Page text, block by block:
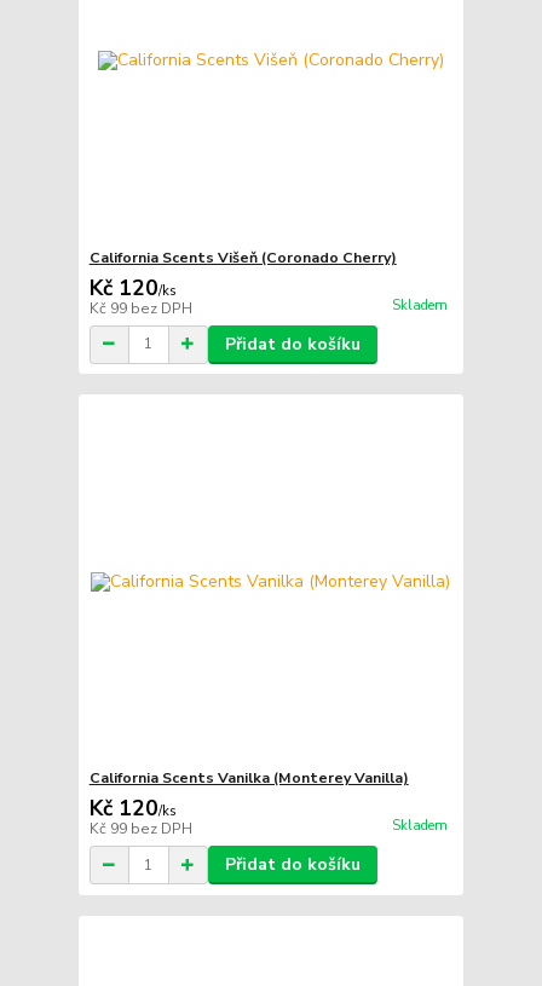
California Scents Višeň (Coronado Cherry)
Kč 120/ks
Kč 99 bez DPH Skladem
Přidat do košíku
California Scents Vanilka (Monterey Vanilla)
Kč 120/ks
Kč 99 bez DPH Skladem
Přidat do košíku